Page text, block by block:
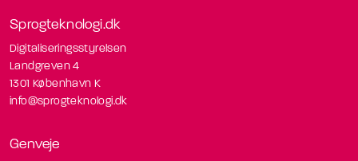
Sprogteknologi.dk
Digitaliseringsstyrelsen
Landgreven 4
1301 København K
info@sprogteknologi.dk
Genveje